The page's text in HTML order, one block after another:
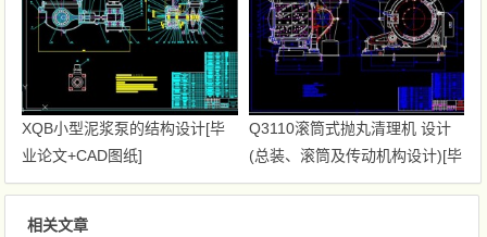
XQB小型泥浆泵的结构设计[毕
业论文+CAD图纸]
Q3110滚筒式抛丸清理机 设计
(总装、滚筒及传动机构设计)[毕
业论文+CAD图纸]
相关文章